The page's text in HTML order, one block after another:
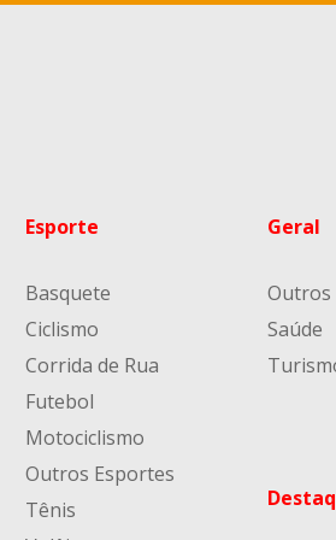
Esporte
Basquete
Ciclismo
Corrida de Rua
Futebol
Motociclismo
Outros Esportes
Tênis
Geral
Outros
Saúde